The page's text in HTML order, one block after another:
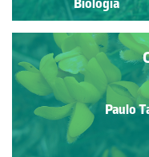
Biologia
Paulo
Biologia